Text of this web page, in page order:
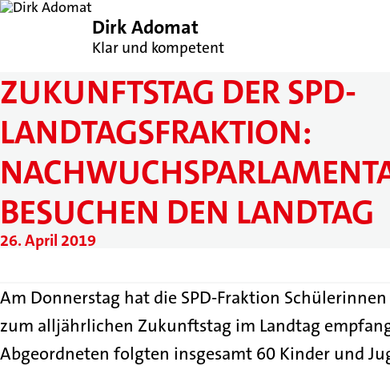
Dirk Adomat
Klar und kompetent
ZUKUNFTSTAG DER SPD-
LANDTAGSFRAKTION:
BESUCHEN DEN LANDTAG
26. April 2019
Am Donnerstag hat die SPD-Fraktion
zum alljährlichen Zukunftstag im Landtag
Abgeordneten folgten insgesamt 60 Kinder und